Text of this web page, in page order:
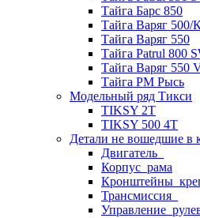
Тайга Барс 850
Тайга Варяг 500/
Тайга Варяг 550
Тайга Patrul 800
Тайга Варяг 550
Тайга РМ Рысь
Модельный ряд Тикси
TIKSY 2T
TIKSY 500 4T
Детали не вошедшие в
Двигатель_
Корпус_рама
Трансмиссия_